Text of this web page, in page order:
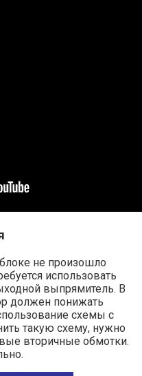
не произошло
использовать
выпрямитель. В
должен понижать
схемы с
такую схему, нужно
вторичные обмотки.